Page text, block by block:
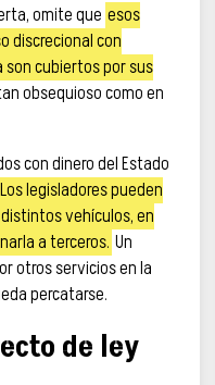
omite que esos
discrecional con
cubiertos por sus
obsequioso como en
con dinero del Estado
Los legisladores pueden
vehículos, en
a terceros. Un
otros servicios en la
percatarse.
de ley